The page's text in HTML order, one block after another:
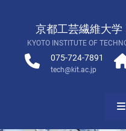
京都工芸繊維大
KYOTO INSTITUTE OF
075-724-7891
tech@kit.ac.jp